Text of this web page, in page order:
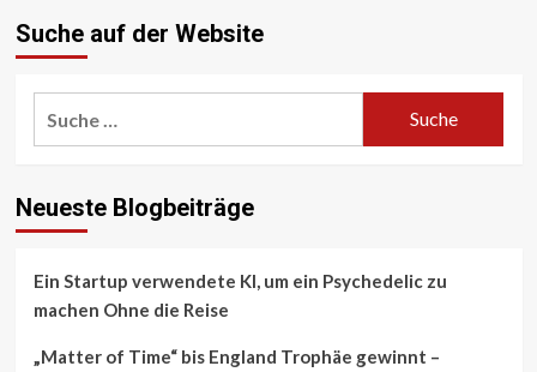
Suche auf der Website
Neueste Blogbeiträge
Ein Startup verwendete KI, um ein Psychedelic zu
machen Ohne die Reise
„Matter of Time“ bis England Trophäe gewinnt –